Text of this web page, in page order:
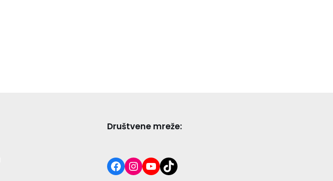
Društvene mreže: